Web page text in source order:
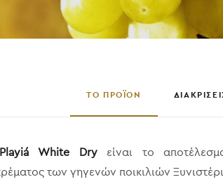
ΤΟ ΠΡΟΪΟΝ
Playiá White Dryείναι το
των γηγενών ποικιλιών